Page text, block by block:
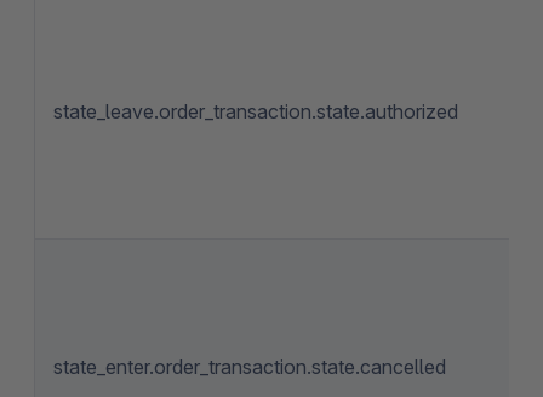
state_leave.order_transaction.state.authorized
state_enter.order_transaction.state.cancelled